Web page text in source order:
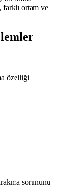
farklı ortam ve
özelliği
sorununu